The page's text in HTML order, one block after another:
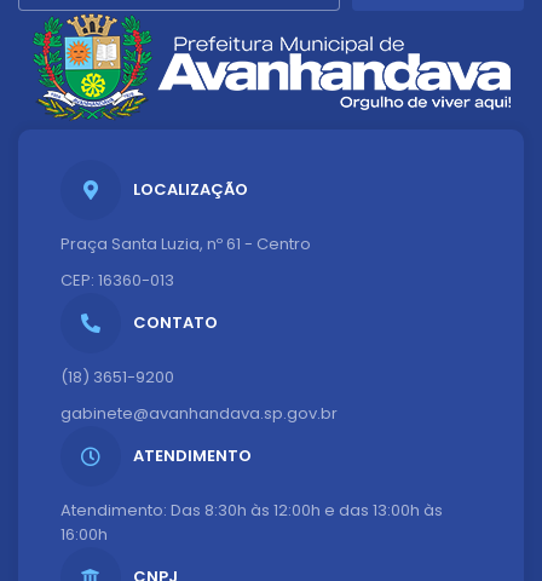
LOCALIZAÇÃO
Praça Santa Luzia, nº 61 - Centro
CEP: 16360-013
CONTATO
(18) 3651-9200
gabinete@avanhandava.sp.gov.br
ATENDIMENTO
Atendimento: Das 8:30h às 12:00h e das 13:00h às
16:00h
CNPJ